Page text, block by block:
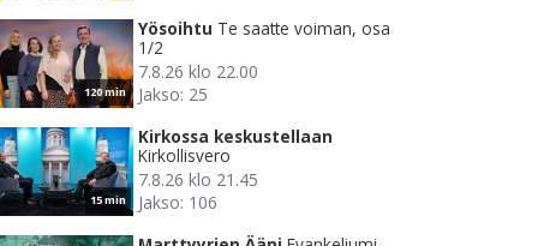
120 min
Yösoihtu Te saatte voiman, osa
1/2
7.8.26 klo 22.00
Jakso: 25
15 min
Kirkossa keskustellaan
Kirkollisvero
7.8.26 klo 21.45
Jakso: 106